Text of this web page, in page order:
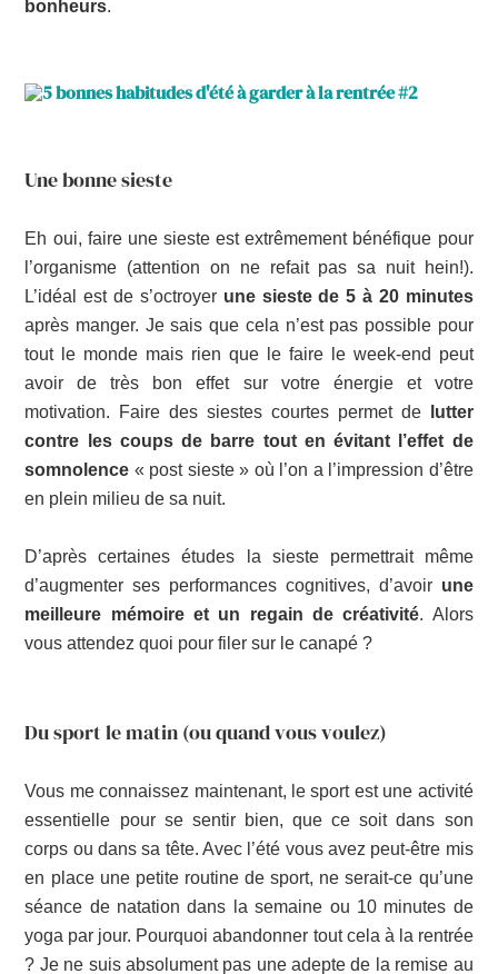
bonheurs.
Une bonne sieste
Eh oui, faire une sieste est extrêmement bénéfique pour
l’organisme (attention on ne refait pas sa nuit hein!).
L’idéal est de s’octroyer une sieste de 5 à 20 minutes
après manger. Je sais que cela n’est pas possible pour
tout le monde mais rien que le faire le week-end peut
avoir de très bon effet sur votre énergie et votre
motivation. Faire des siestes courtes permet de
lutter
contre les coups de barre tout en évitant l’effet de
somnolence « post sieste » où l’on a l’impression d’être
en plein milieu de sa nuit.
D’après certaines études la sieste permettrait même
d’augmenter ses performances cognitives, d’avoir une
meilleure mémoire et un regain de créativité. Alors
vous attendez quoi pour filer sur le canapé ?
Du sport le matin (ou quand vous voulez)
Vous me connaissez maintenant, le sport est une activité
essentielle pour se sentir bien, que ce soit dans son
corps ou dans sa tête. Avec l’été vous avez peut-être mis
en place une petite routine de sport, ne serait-ce qu’une
séance de natation dans la semaine ou 10 minutes de
yoga par jour. Pourquoi abandonner tout cela à la rentrée
? Je ne suis absolument pas une adepte de la remise au